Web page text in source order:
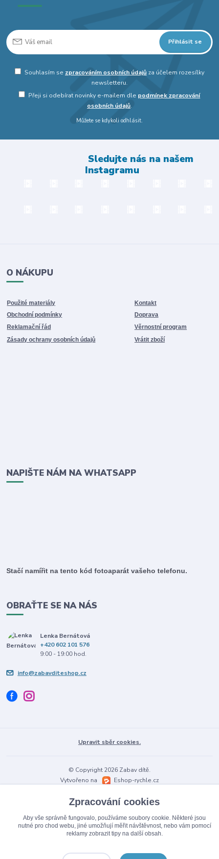
Přihlásit se
Souhlasím se zpracováním osobních údajůza účelem rozesílky
newsletteru.
Přeji si odebírat novinky e-mailem dle podmínek zpracování
osobních údajů.
Můžete se kdykoli odhlásit.
Sledujte nás na našem
Instagramu
O NÁKUPU
Použité materiály
Kontakt
Obchodní podmínky
Doprava
Reklamační řád
Věrnostní program
Zásady ochrany osobních údajů
Vrátit zboží
NAPIŠTE NÁM NA WHATSAPP
Stačí namířit na tento kód fotoaparát vašeho telefonu.
OBRAŤTE SE NA NÁS
Lenka Bernátová
+420 602 101 576
9:00 - 19:00 hod.
info@zabavditeshop.cz
Upravit sběr cookies.
© Copyright 2026 Zabav dítě.
Vytvořeno na
Eshop-rychle.cz
Zpracování cookies
Aby vše správně fungovalo, používáme soubory cookie. Některé jsou
nutné pro chod webu, jiné umožňují měřit návštěvnost, nebo vám pomocí
reklamy zobrazit tipy na další obsah.